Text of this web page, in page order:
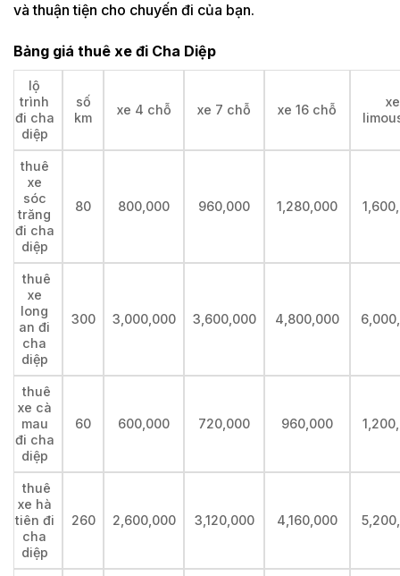
và thuận tiện cho chuyến đi của bạn.
Bảng giá thuê xe đi Cha Diệp
lộ
trình
đi cha
diệp
số
km
xe 4 chỗ xe 7 chỗ xe 16 chỗ
xe
thuê
xe
sóc
trăng
đi cha
diệp
80 800,000 960,000 1,280,000
thuê
xe
long
an đi
cha
diệp
300 3,000,000 3,600,000 4,800,000
thuê
xe cà
mau
đi cha
diệp
60 600,000 720,000 960,000
thuê
xe hà
tiên đi
cha
diệp
260 2,600,000 3,120,000 4,160,000